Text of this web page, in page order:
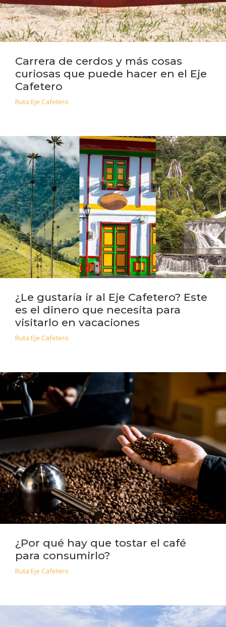
Carrera de cerdos y más cosas
curiosas que puede hacer en el Eje
Cafetero
Ruta Eje Cafetero
¿Le gustaría ir al Eje Cafetero? Este
es el dinero que necesita para
visitarlo en vacaciones
Ruta Eje Cafetero
¿Por qué hay que tostar el café
para consumirlo?
Ruta Eje Cafetero